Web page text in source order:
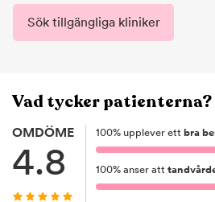
Sök tillgängliga kliniker
Vad tycker patienterna?
OMDÖME
4.8
100% upplever ett bra
100% anser att